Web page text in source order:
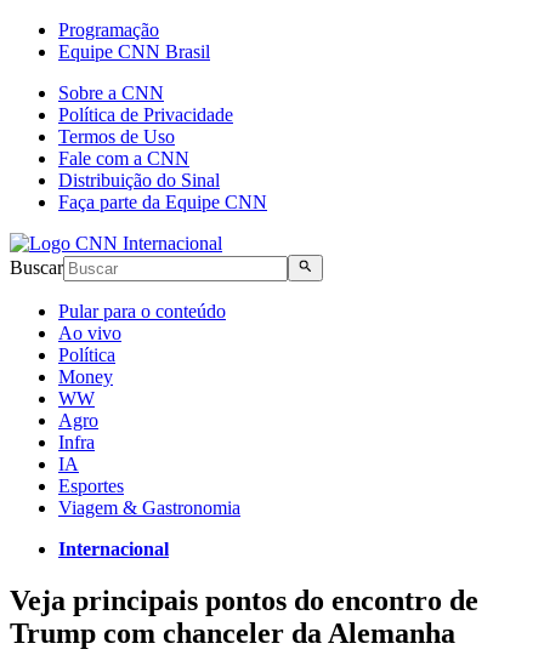
Programação
Equipe CNN Brasil
Sobre a CNN
Política de Privacidade
Termos de Uso
Fale com a CNN
Distribuição do Sinal
Faça parte da Equipe CNN
Buscar
Pular para o conteúdo
Ao vivo
Política
Money
WW
Agro
Infra
IA
Esportes
Viagem & Gastronomia
Internacional
Veja principais pontos do encontro de
Trump com chanceler da Alemanha